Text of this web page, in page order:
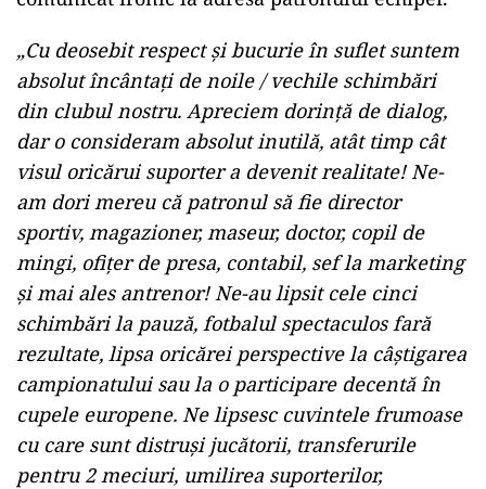
„Cu deosebit respect şi bucurie în suflet suntem
absolut încântaţi de noile / vechile schimbări
din clubul nostru. Apreciem dorinţă de dialog,
dar o consideram absolut inutilă, atât timp cât
visul oricărui suporter a devenit realitate! Ne-
am dori mereu că patronul să fie director
sportiv, magazioner, maseur, doctor, copil de
mingi, ofiţer de presa, contabil, sef la marketing
şi mai ales antrenor! Ne-au lipsit cele cinci
schimbări la pauză, fotbalul spectaculos fară
rezultate, lipsa oricărei perspective la câştigarea
campionatului sau la o participare decentă în
cupele europene. Ne lipsesc cuvintele frumoase
cu care sunt distruşi jucătorii, transferurile
pentru 2 meciuri, umilirea suporterilor,